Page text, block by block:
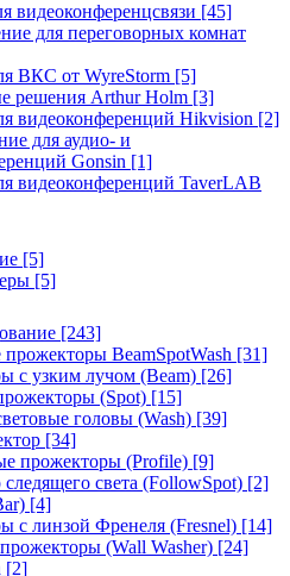
видеоконференцсвязи [45]
для переговорных комнат
ВКС от WyreStorm [5]
решения Arthur Holm [3]
видеоконференций Hikvision [2]
для аудио- и
Gonsin [1]
видеоконференций TaverLAB
[5]
[5]
[243]
BeamSpotWash [31]
с узким лучом (Beam) [26]
(Spot) [15]
головы (Wash) [39]
[34]
прожекторы (Profile) [9]
света (FollowSpot) [2]
[4]
с линзой Френеля (Fresnel) [14]
(Wall Washer) [24]
[2]